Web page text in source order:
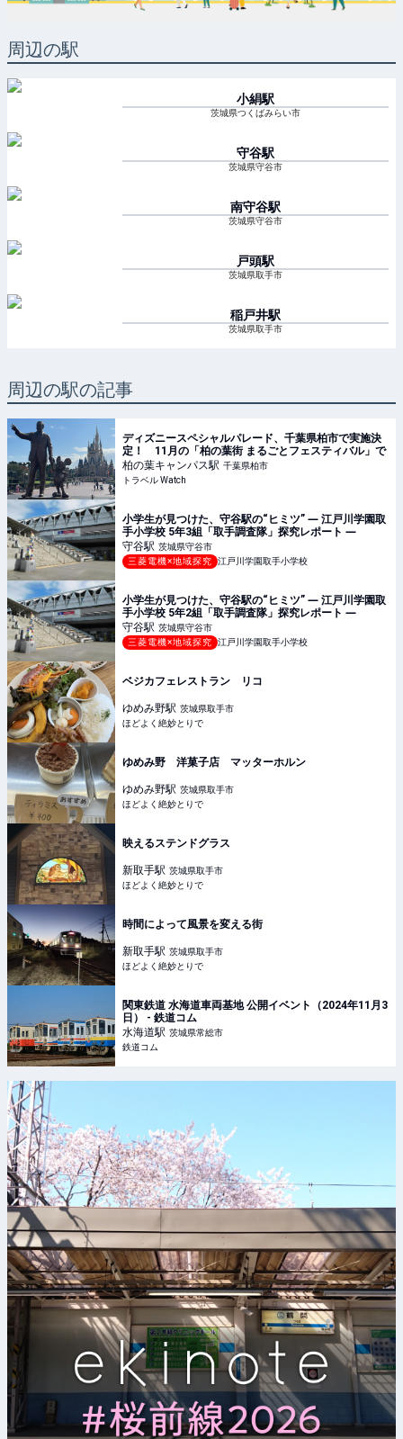
周辺の駅
小絹駅
茨城県つくばみらい市
守谷駅
茨城県守谷市
南守谷駅
茨城県守谷市
戸頭駅
茨城県取手市
稲戸井駅
茨城県取手市
周辺の駅の記事
ディズニースペシャルパレード、千葉県柏市で実施決
定！ 11月の「柏の葉街 まるごとフェスティバル」で
柏の葉キャンパス駅 千葉県柏市
トラベル Watch
小学生が見つけた、守谷駅の“ヒミツ” ― 江戸川学園取
手小学校 5年3組「取手調査隊」探究レポート ―
守谷駅 茨城県守谷市
三菱電機×地域探究
江戸川学園取手小学校
小学生が見つけた、守谷駅の“ヒミツ” ― 江戸川学園取
手小学校 5年2組「取手調査隊」探究レポート ―
守谷駅 茨城県守谷市
三菱電機×地域探究
江戸川学園取手小学校
ベジカフェレストラン リコ
ゆめみ野駅 茨城県取手市
ほどよく絶妙とりで
ゆめみ野 洋菓子店 マッターホルン
ゆめみ野駅 茨城県取手市
ほどよく絶妙とりで
映えるステンドグラス
新取手駅 茨城県取手市
ほどよく絶妙とりで
時間によって風景を変える街
新取手駅 茨城県取手市
ほどよく絶妙とりで
関東鉄道 水海道車両基地 公開イベント（2024年11月3
日） - 鉄道コム
水海道駅 茨城県常総市
鉄道コム